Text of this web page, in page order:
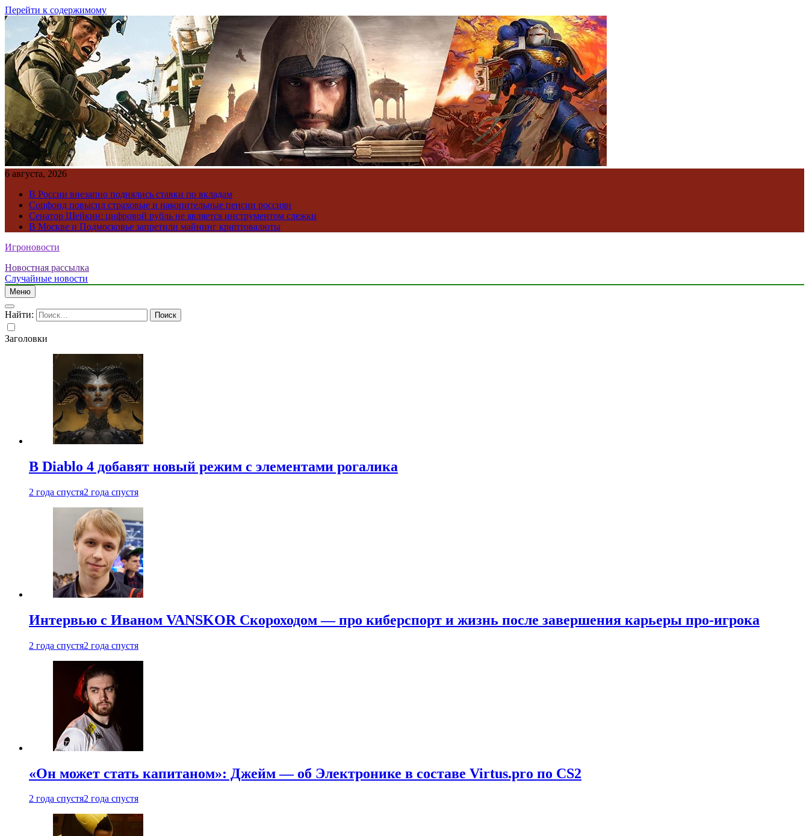
Перейти к содержимому
6 августа, 2026
В России внезапно поднялись ставки по вкладам
Соцфонд повысил страховые и накопительные пенсии россиян
Сенатор Шейкин: цифровой рубль не является инструментом слежки
В Москве и Подмосковье запретили майнинг криптовалюты
Игроновости
Новостная рассылка
Случайные новости
Меню
Найти:
Заголовки
В Diablo 4 добавят новый режим с элементами рогалика
2 года спустя2 года спустя
Интервью с Иваном VANSKOR Скороходом — про киберспорт и жизнь после завершения карьеры про-игрока
2 года спустя2 года спустя
«Он может стать капитаном»: Джейм — об Электронике в составе Virtus.pro по CS2
2 года спустя2 года спустя